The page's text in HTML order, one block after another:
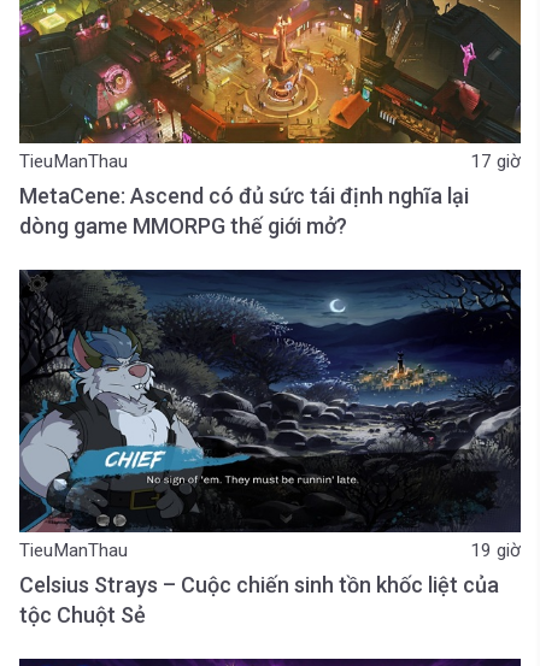
TieuManThau 17 giờ
MetaCene: Ascend có đủ sức tái định nghĩa lại
dòng game MMORPG thế giới mở?
TieuManThau 19 giờ
Celsius Strays – Cuộc chiến sinh tồn khốc liệt của
tộc Chuột Sẻ